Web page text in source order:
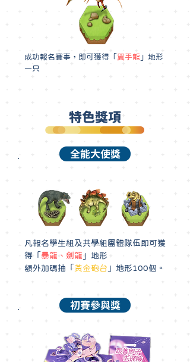
成功報名賽事，即可獲得「 翼手龍 」地形
一只
特色獎項
全能大使獎
凡報名學生組及共學組團體隊伍即可獲
得「 暴龍、劍龍 」地形
額外加碼抽「 黃金砲台 」地形100個。
初賽參與獎